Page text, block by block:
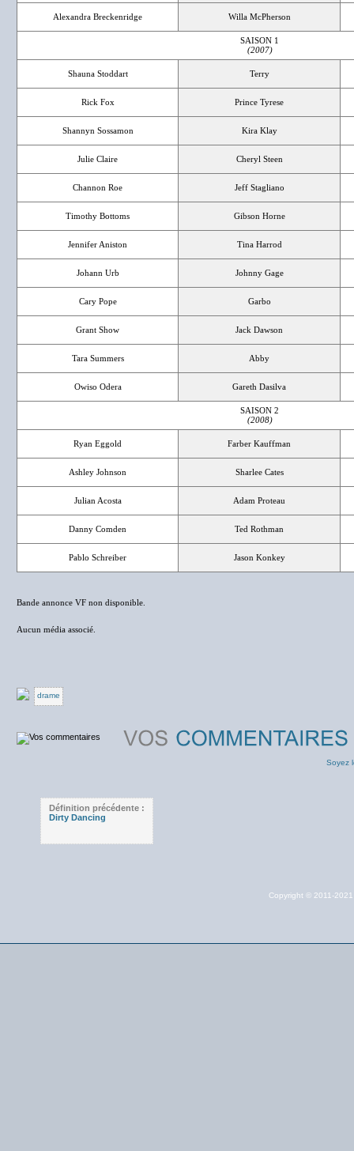
Alexandra Breckenridge Willa McPherson
SAISON 1
(2007)
Shauna Stoddart Terry
Rick Fox Prince Tyrese
Shannyn Sossamon Kira Klay
Julie Claire Cheryl Steen
Channon Roe Jeff Stagliano
Timothy Bottoms Gibson Horne
Jennifer Aniston Tina Harrod
Johann Urb Johnny Gage
Cary Pope Garbo
Grant Show Jack Dawson
Tara Summers Abby
Owiso Odera Gareth Dasilva
SAISON 2
(2008)
Ryan Eggold Farber Kauffman
Ashley Johnson Sharlee Cates
Julian Acosta Adam Proteau
Danny Comden Ted Rothman
Pablo Schreiber Jason Konkey
Bande annonce VF non disponible.
Aucun média associé.
drame
Soyez
Définition précédente :
Dirty Dancing
Copyright © 2011-